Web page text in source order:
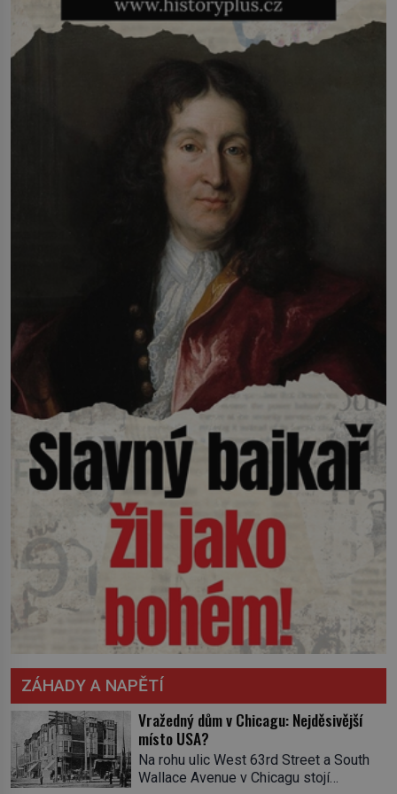
ZÁHADY A NAPĚTÍ
Vražedný dům v Chicagu: Nejděsivější
místo USA?
Na rohu ulic West 63rd Street a South
Wallace Avenue v Chicagu stojí